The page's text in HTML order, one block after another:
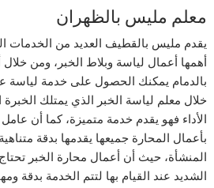
معلم مليس بالظهران
يقدم مليس بالقطيف العديد من الخدمات
أهمها أعمال لياسة وبلاط الخبر، ومن
بالدمام يمكنك الحصول على خدمة لياسة
خلال معلم لياسة الخبر الذي يمتلك
الأداء فهو يقدم خدمة متميزة، كما أن
بأعمال المحارة جميعها يقدمها بدقة
المنشأة، حيث أن أعمال محارة الخبر
الشديد عند القيام بها لتتم الخدمة بدقة